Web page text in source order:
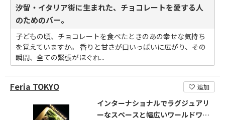
汐留・イタリア街に生まれた、チョコレートを愛する人
のためのバー。
子どもの頃、チョコレートを食べたときのあの幸せな気持ち
を覚えていますか。 香りと甘さが口いっぱいに広がり、その
瞬間、全ての緊張がほぐれ...
Feria TOKYO 追加
インターナショナルでラグジュアリ
ーなスペースと幅広いワールドワイ